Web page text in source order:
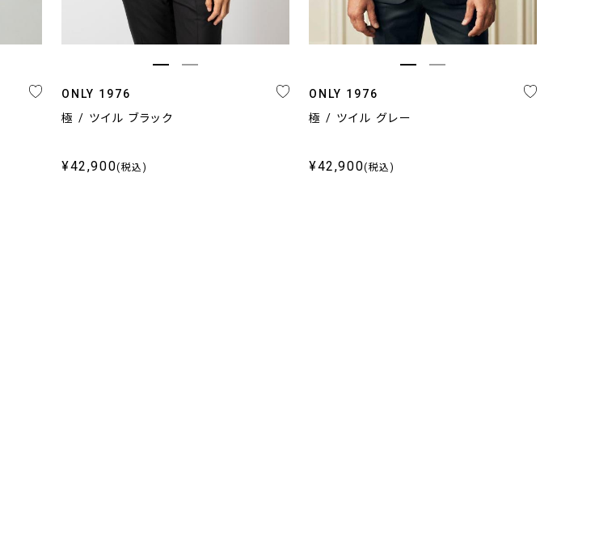
小紋,ペイズリー CEREMONY
ONLY 1976
極 / ツイル ブラック
¥42,900(税込)
ONLY 1976
極 / ツイル グレー
¥42,900(税込)